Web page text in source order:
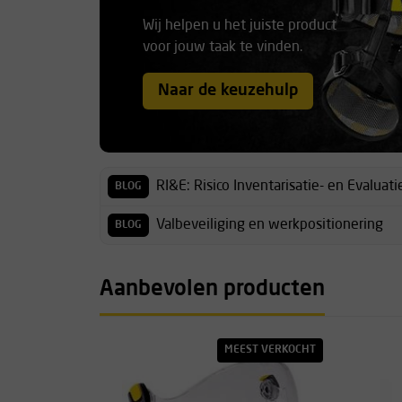
Wij helpen u het juiste product
voor jouw taak te vinden.
Naar de keuzehulp
BLOG RI&E: Risico Inventarisatie- en
BLOG Valbeveiliging en werkpositionering
Aanbevolen producten
MEEST VERKOCHT